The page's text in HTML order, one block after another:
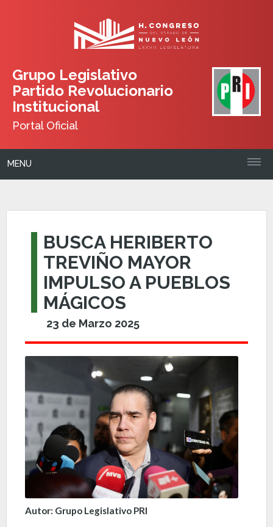
Grupo Legislativo
Partido Revolucionario
Institucional
Portal Oficial
MENU
BUSCA HERIBERTO
TREVIÑO MAYOR
IMPULSO A PUEBLOS
MÁGICOS
23 de Marzo 2025
Autor: Grupo Legislativo PRI